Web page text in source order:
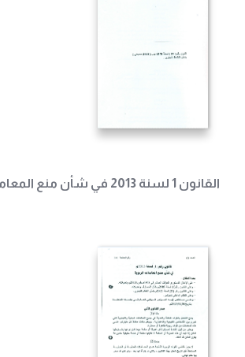
القانون 1 لسنة 2013 في شأن منع المعاملات الربوية